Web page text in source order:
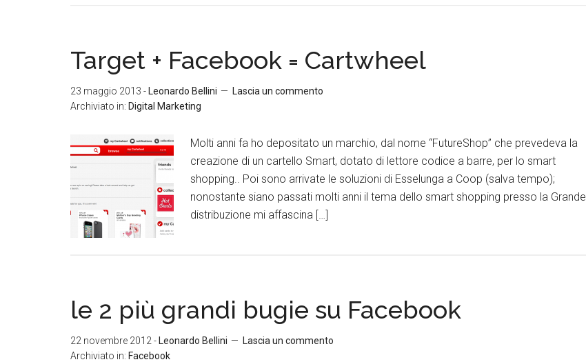
Target + Facebook = Cartwheel
23 maggio 2013 - Leonardo Bellini
Lascia un commento
Archiviato in: Digital Marketing
Molti anni fa ho depositato un marchio, dal nome “FutureShop” che prevedeva la
creazione di un cartello Smart, dotato di lettore codice a barre, per lo smart
shopping.. Poi sono arrivate le soluzioni di Esselunga a Coop (salva tempo);
nonostante siano passati molti anni il tema dello smart shopping presso la Grande
distribuzione mi affascina […]
le 2 più grandi bugie su Facebook
22 novembre 2012 - Leonardo Bellini
Lascia un commento
Archiviato in: Facebook